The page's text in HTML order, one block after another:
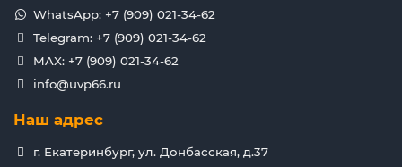
WhatsApp: +7 (909) 021-34-62
Telegram: +7 (909) 021-34-62
MAX: +7 (909) 021-34-62
info@uvp66.ru
Наш адрес
г. Екатеринбург, ул. Донбасская, д.37